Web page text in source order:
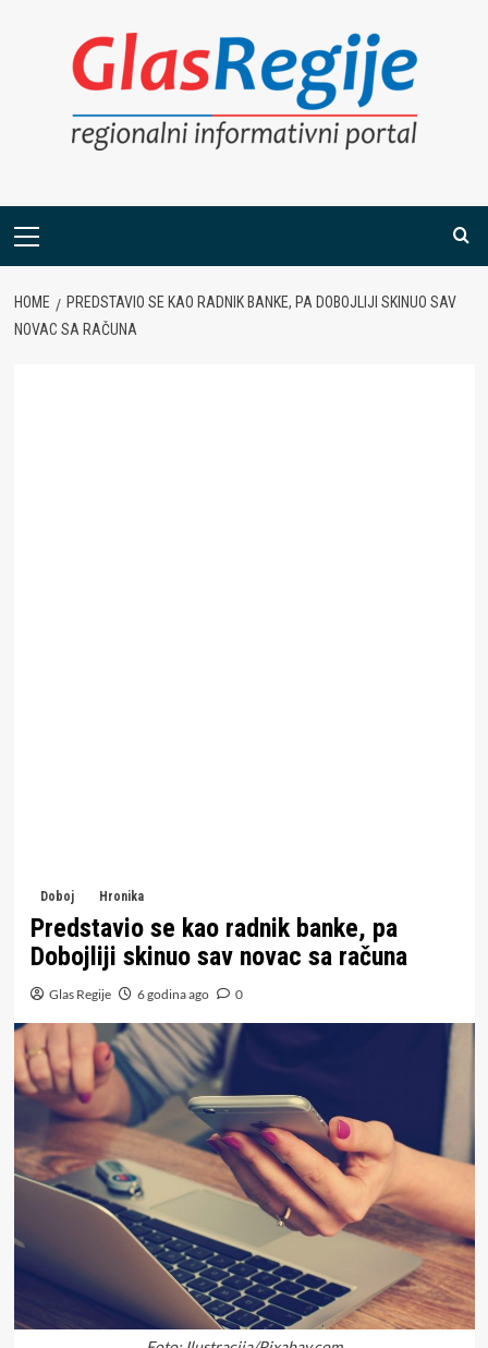
Primary
HOME
PREDSTAVIO SE KAO RADNIK BANKE, PA DOBOJLIJI SKINUO SAV
NOVAC SA RAČUNA
Doboj Hronika
Predstavio se kao radnik banke, pa
Dobojliji skinuo sav novac sa računa
Glas Regije 6 godina ago 0